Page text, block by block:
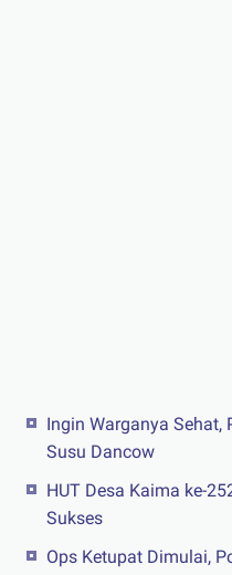
Ingin Warganya Sehat,
Susu Dancow
HUT Desa Kaima ke-
Sukses
Ops Ketupat Dimulai,